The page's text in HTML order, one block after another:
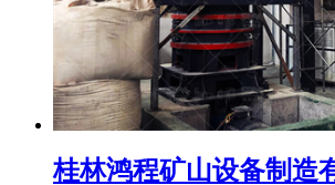
桂林鸿程矿山设备制造